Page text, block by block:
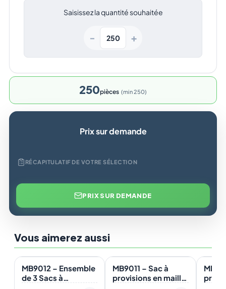
Saisissez la quantité souhaitée
− +
250pièces min 250
Prix sur demande
RÉCAPITULATIF DE VOTRE SÉLECTION
PRIX SUR DEMANDE
Vous aimerez aussi
En stock
MB9012 – Ensemble
de 3 Sacs à
En stock
MB9011 – Sac à
provisions en maille
En